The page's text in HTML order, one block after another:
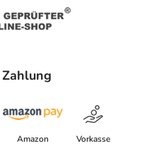
Sie Ihren Arzt oder
für die Anwendung und
dokumentierten Erfahrungen
mit dem Arzt
nur nach Rücksprache mit
Dieses Arzneimittel
Amazon Vorkasse